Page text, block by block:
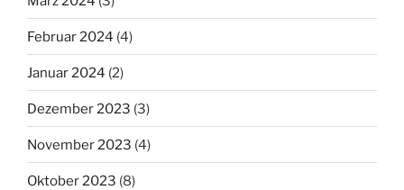
Februar 2024 (4)
Januar 2024 (2)
Dezember 2023 (3)
November 2023 (4)
Oktober 2023 (8)